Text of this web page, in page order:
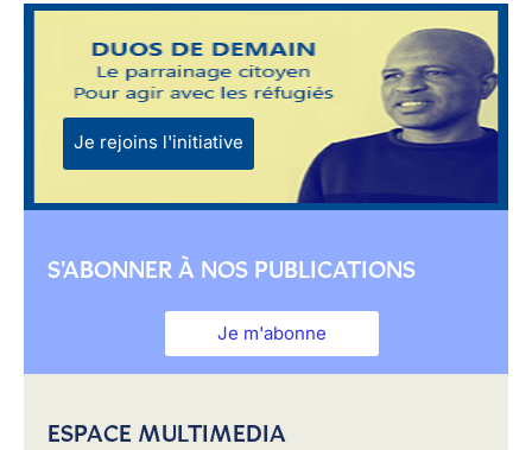
Je rejoins l'initiative
S'ABONNER À NOS PUBLICATIONS
Je m'abonne
ESPACE MULTIMEDIA